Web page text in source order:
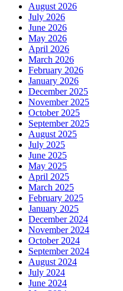
August 2026
July 2026
June 2026
May 2026
April 2026
March 2026
February 2026
January 2026
December 2025
November 2025
October 2025
September 2025
August 2025
July 2025
June 2025
May 2025
April 2025
March 2025
February 2025
January 2025
December 2024
November 2024
October 2024
September 2024
August 2024
July 2024
June 2024